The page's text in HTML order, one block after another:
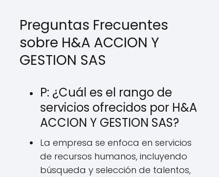
Preguntas Frecuentes
sobre H&A ACCION Y
GESTION SAS
P: ¿Cuál es el rango de
servicios ofrecidos por H&A
ACCION Y GESTION SAS?
La empresa se enfoca en servicios
de recursos humanos, incluyendo
búsqueda y selección de talentos,